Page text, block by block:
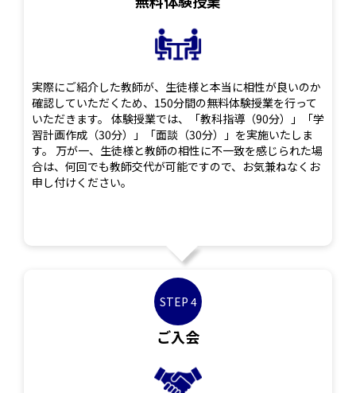
実際にご紹介した教師が、生徒様と本当に相性が良いのか
確認していただくため、150分間の無料体験授業を行って
いただきます。 体験授業では、「教科指導（90分）」「学
習計画作成（30分）」「面談（30分）」を実施いたしま
す。 万が一、生徒様と教師の相性に不一致を感じられた場
合は、何回でも教師交代が可能ですので、お気兼ねなくお
申し付けください。
STEP 4
ご入会